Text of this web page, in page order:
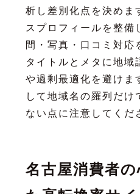
析し差別化点を決め
スプロフィールを整備
間・写真・口コミ対応
タイトルとメタに地域
や過剰最適化を避けま
して地域名の羅列だけ
ない点に注意してくだ
名古屋消費者